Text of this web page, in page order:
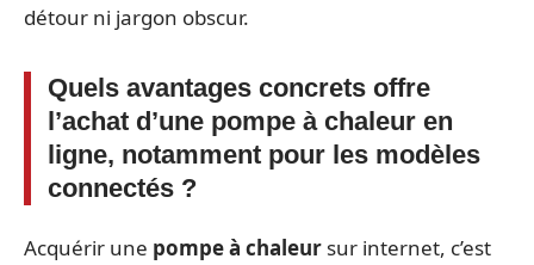
détour ni jargon obscur.
Quels avantages concrets offre
l’achat d’une pompe à chaleur en
ligne, notamment pour les modèles
connectés ?
Acquérir une pompe à chaleur sur internet, c’est